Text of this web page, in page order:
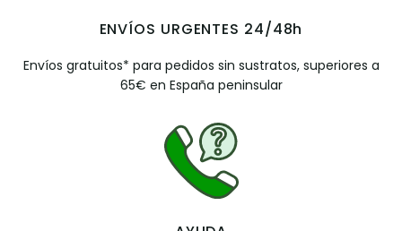
ENVÍOS URGENTES 24/48h
Envíos gratuitos* para pedidos sin sustratos, superiores a
65€ en España peninsular